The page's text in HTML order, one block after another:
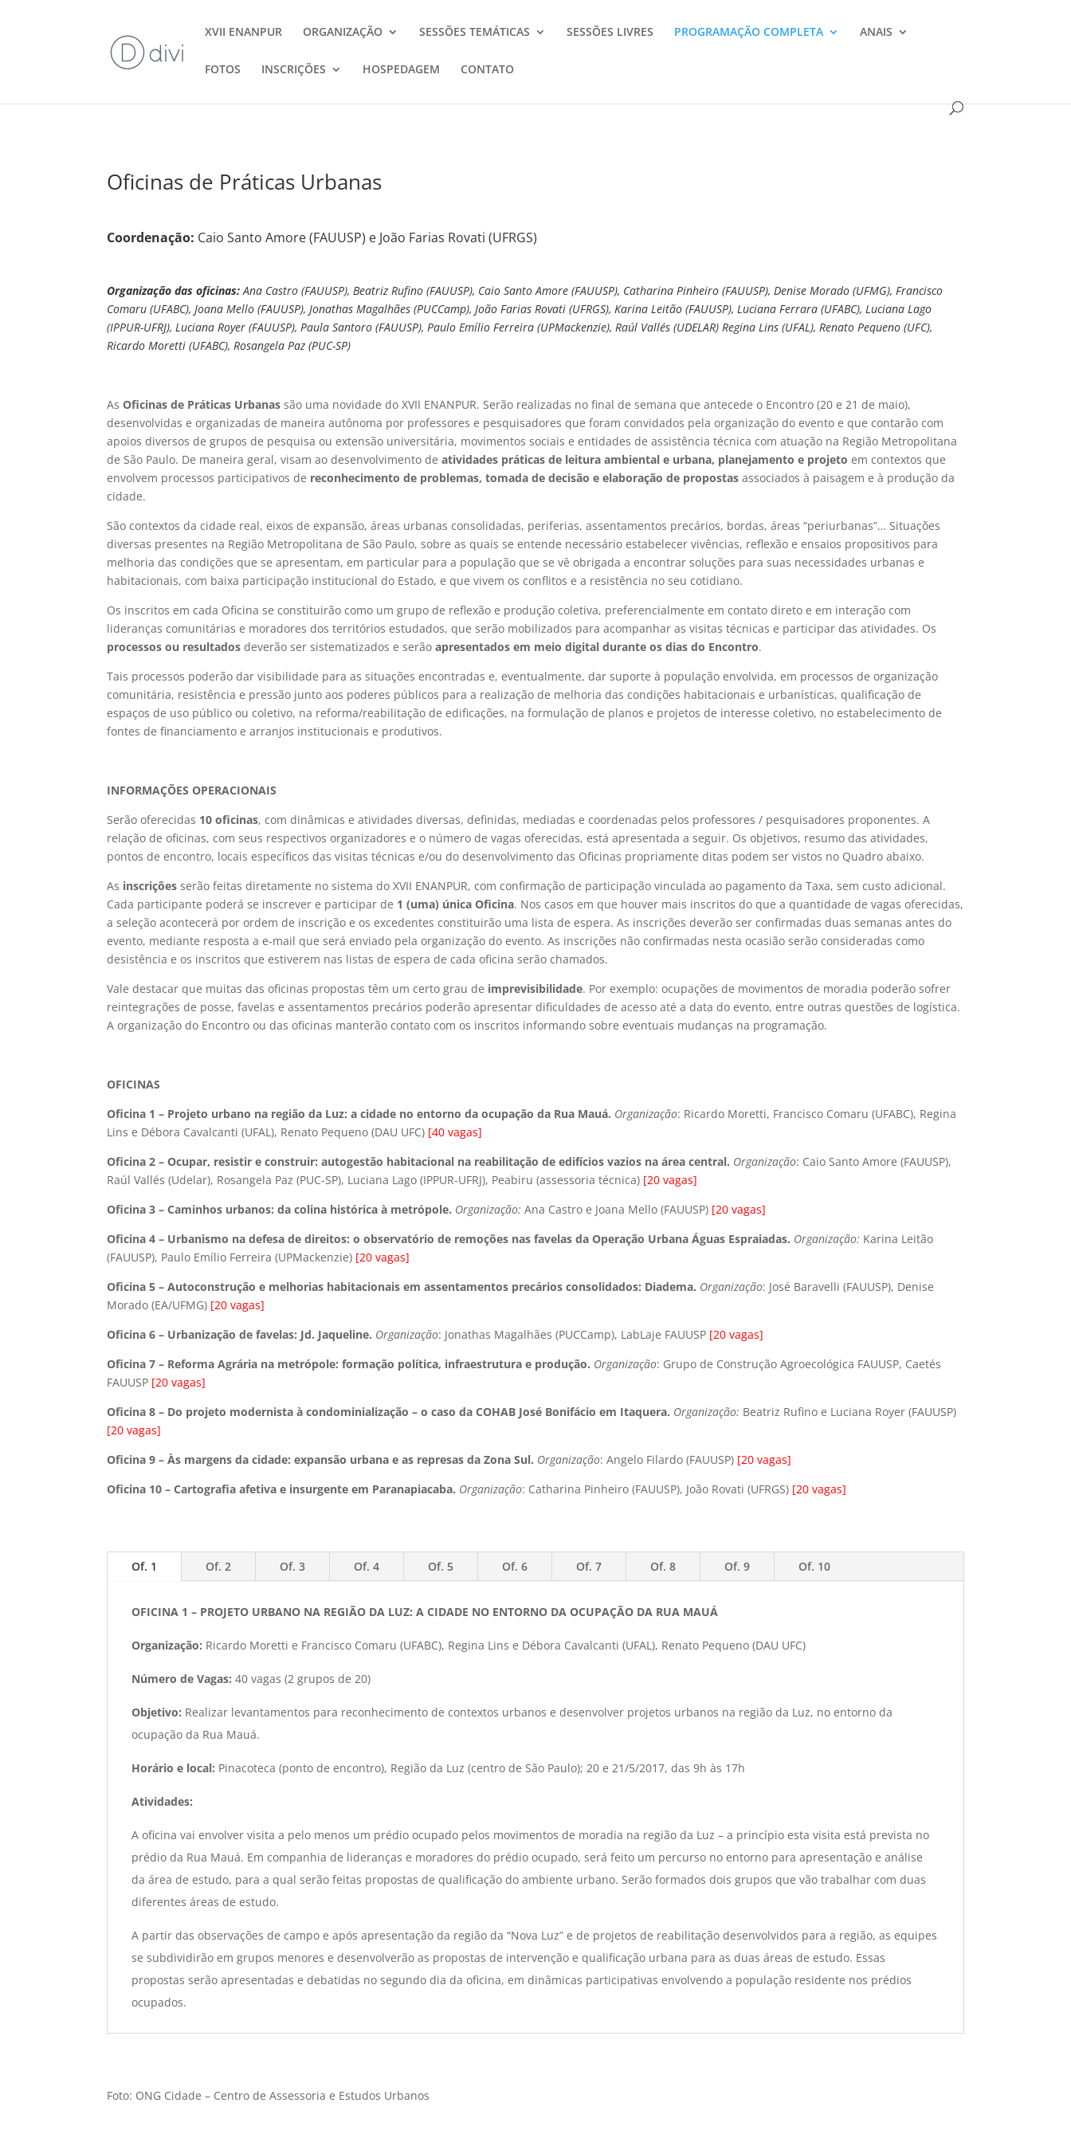
XVII ENANPUR ORGANIZAÇÃO SESSÕES TEMÁTICAS SESSÕES LIVRES PROGRAMAÇÃO COMPLETA ANAIS
FOTOS INSCRIÇÕES HOSPEDAGEM CONTATO
Oficinas de Práticas Urbanas
Coordenação: Caio Santo Amore (FAUUSP) e João Farias Rovati (UFRGS)
Organização das oficinas:Ana Castro (FAUUSP), Beatriz Rufino (FAUUSP), Caio Santo Amore (FAUUSP), Catharina Pinheiro (FAUUSP), Denise Morado (UFMG), Francisco
Comaru (UFABC), Joana Mello (FAUUSP), Jonathas Magalhães (PUCCamp), João Farias Rovati (UFRGS), Karina Leitão (FAUUSP), Luciana Ferrara (UFABC), Luciana Lago
(IPPUR-UFRJ), Luciana Royer (FAUUSP), Paula Santoro (FAUUSP), Paulo Emílio Ferreira (UPMackenzie), Raúl Vallés (UDELAR) Regina Lins (UFAL), Renato Pequeno (UFC),
Ricardo Moretti (UFABC), Rosangela Paz (PUC-SP)
AsOficinas de Práticas Urbanas são uma novidade do XVII ENANPUR. Serão realizadas no final de semana que antecede o Encontro (20 e 21 de maio),
desenvolvidas e organizadas de maneira autônoma por professores e pesquisadores que foram convidados pela organização do evento e que contarão com
apoios diversos de grupos de pesquisa ou extensão universitária, movimentos sociais e entidades de assistência técnica com atuação na Região Metropolitana
de São Paulo. De maneira geral, visam ao desenvolvimento deatividades práticas de leitura ambiental e urbana, planejamento e projetoem contextos que
envolvem processos participativos de reconhecimento de problemas, tomada de decisão e elaboração de propostasassociados à paisagem e à produção da
cidade.
São contextos da cidade real, eixos de expansão, áreas urbanas consolidadas, periferias, assentamentos precários, bordas, áreas “periurbanas”… Situações
diversas presentes na Região Metropolitana de São Paulo, sobre as quais se entende necessário estabelecer vivências, reflexão e ensaios propositivos para
melhoria das condições que se apresentam, em particular para a população que se vê obrigada a encontrar soluções para suas necessidades urbanas e
habitacionais, com baixa participação institucional do Estado, e que vivem os conflitos e a resistência no seu cotidiano.
Os inscritos em cada Oficina se constituirão como um grupo de reflexão e produção coletiva, preferencialmente em contato direto e em interação com
lideranças comunitárias e moradores dos territórios estudados, que serão mobilizados para acompanhar as visitas técnicas e participar das atividades. Os
processos ou resultados deverão ser sistematizados e serãoapresentados em meio digital durante os dias do Encontro.
Tais processos poderão dar visibilidade para as situações encontradas e, eventualmente, dar suporte à população envolvida, em processos de organização
comunitária, resistência e pressão junto aos poderes públicos para a realização de melhoria das condições habitacionais e urbanísticas, qualificação de
espaços de uso público ou coletivo, na reforma/reabilitação de edificações, na formulação de planos e projetos de interesse coletivo, no estabelecimento de
fontes de financiamento e arranjos institucionais e produtivos.
INFORMAÇÕES OPERACIONAIS
Serão oferecidas 10 oficinas, com dinâmicas e atividades diversas, definidas, mediadas e coordenadas pelos professores / pesquisadores proponentes. A
relação de oficinas, com seus respectivos organizadores e o número de vagas oferecidas, está apresentada a seguir. Os objetivos, resumo das atividades,
pontos de encontro, locais específicos das visitas técnicas e/ou do desenvolvimento das Oficinas propriamente ditas podem ser vistos no Quadro abaixo.
As inscrições serão feitas diretamente no sistema do XVII ENANPUR, com confirmação de participação vinculada ao pagamento da Taxa, sem custo adicional.
Cada participante poderá se inscrever e participar de 1 (uma) única Oficina. Nos casos em que houver mais inscritos do que a quantidade de vagas oferecidas,
a seleção acontecerá por ordem de inscrição e os excedentes constituirão uma lista de espera. As inscrições deverão ser confirmadas duas semanas antes do
evento, mediante resposta a e-mail que será enviado pela organização do evento. As inscrições não confirmadas nesta ocasião serão consideradas como
desistência e os inscritos que estiverem nas listas de espera de cada oficina serão chamados.
Vale destacar que muitas das oficinas propostas têm um certo grau de imprevisibilidade. Por exemplo: ocupações de movimentos de moradia poderão sofrer
reintegrações de posse, favelas e assentamentos precários poderão apresentar dificuldades de acesso até a data do evento, entre outras questões de logística.
A organização do Encontro ou das oficinas manterão contato com os inscritos informando sobre eventuais mudanças na programação.
OFICINAS
Oficina 1 – Projeto urbano na região da Luz: a cidade no entorno da ocupação da Rua Mauá. Organização: Ricardo Moretti, Francisco Comaru (UFABC), Regina
Lins e Débora Cavalcanti (UFAL), Renato Pequeno (DAU UFC) [40 vagas]
Oficina 2 – Ocupar, resistir e construir: autogestão habitacional na reabilitação de edifícios vazios na área central. Organização: Caio Santo Amore (FAUUSP),
Raúl Vallés (Udelar), Rosangela Paz (PUC-SP), Luciana Lago (IPPUR-UFRJ), Peabiru (assessoria técnica) [20 vagas]
Oficina 3 – Caminhos urbanos: da colina histórica à metrópole. Organização:Ana Castro e Joana Mello (FAUUSP) [20 vagas]
Oficina 4 – Urbanismo na defesa de direitos: o observatório de remoções nas favelas da Operação Urbana Águas Espraiadas. Organização: Karina Leitão
(FAUUSP), Paulo Emílio Ferreira (UPMackenzie) [20 vagas]
Oficina 5 – Autoconstrução e melhorias habitacionais em assentamentos precários consolidados: Diadema. Organização: José Baravelli (FAUUSP), Denise
Morado (EA/UFMG) [20 vagas]
Oficina 6 – Urbanização de favelas: Jd. Jaqueline. Organização: Jonathas Magalhães (PUCCamp), LabLaje FAUUSP [20 vagas]
Oficina 7 – Reforma Agrária na metrópole: formação política, infraestrutura e produção. Organização: Grupo de Construção Agroecológica FAUUSP, Caetés
FAUUSP [20 vagas]
Oficina 8 – Do projeto modernista à condominialização – o caso da COHAB José Bonifácio em Itaquera. Organização: Beatriz Rufino e Luciana Royer (FAUUSP)
[20 vagas]
Oficina 9 – Às margens da cidade: expansão urbana e as represas da Zona Sul. Organização: Angelo Filardo (FAUUSP) [20 vagas]
Oficina 10 – Cartografia afetiva e insurgente em Paranapiacaba. Organização: Catharina Pinheiro (FAUUSP), João Rovati (UFRGS) [20 vagas]
Of. 1 Of. 2 Of. 3 Of. 4 Of. 5 Of. 6 Of. 7 Of. 8 Of. 9 Of. 10
OFICINA 1 – PROJETO URBANO NA REGIÃO DA LUZ: A CIDADE NO ENTORNO DA OCUPAÇÃO DA RUA MAUÁ
Organização: Ricardo Moretti e Francisco Comaru (UFABC), Regina Lins e Débora Cavalcanti (UFAL), Renato Pequeno (DAU UFC)
Número de Vagas: 40 vagas (2 grupos de 20)
Objetivo: Realizar levantamentos para reconhecimento de contextos urbanos e desenvolver projetos urbanos na região da Luz, no entorno da
ocupação da Rua Mauá.
Horário e local: Pinacoteca (ponto de encontro), Região da Luz (centro de São Paulo); 20 e 21/5/2017, das 9h às 17h
Atividades:
A oficina vai envolver visita a pelo menos um prédio ocupado pelos movimentos de moradia na região da Luz – a princípio esta visita está prevista no
prédio da Rua Mauá. Em companhia de lideranças e moradores do prédio ocupado, será feito um percurso no entorno para apresentação e análise
da área de estudo, para a qual serão feitas propostas de qualificação do ambiente urbano. Serão formados dois grupos que vão trabalhar com duas
diferentes áreas de estudo.
A partir das observações de campo e após apresentação da região da “Nova Luz” e de projetos de reabilitação desenvolvidos para a região, as equipes
se subdividirão em grupos menores e desenvolverão as propostas de intervenção e qualificação urbana para as duas áreas de estudo. Essas
propostas serão apresentadas e debatidas no segundo dia da oficina, em dinâmicas participativas envolvendo a população residente nos prédios
ocupados.
Foto: ONG Cidade – Centro de Assessoria e Estudos Urbanos